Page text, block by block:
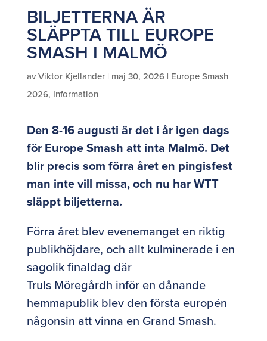
BILJETTERNA ÄR
SLÄPPTA TILL EUROPE
SMASH I MALMÖ
avViktor Kjellander| maj 30, 2026| Europe Smash
2026, Information
Den 8-16 augusti är det i år igen dags
för Europe Smash att inta Malmö. Det
blir precis som förra året en pingisfest
man inte vill missa, och nu har WTT
släppt biljetterna.
Förra året blev evenemanget en riktig
publikhöjdare, och allt kulminerade i en
sagolik finaldag där
Truls Möregårdh inför en dånande
hemmapublik blev den första europén
någonsin att vinna en Grand Smash.